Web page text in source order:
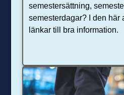
semestersättning,
semesterdagar? I den här
länkar till bra information.